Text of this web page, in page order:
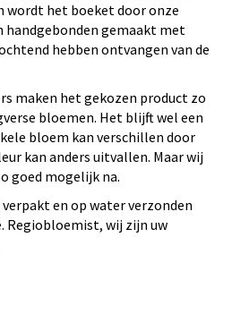
wordt het boeket door onze
gemaakt met
hebben ontvangen van de
maken het gekozen product zo
bloemen. Het blijft wel een
bloem kan verschillen door
kan anders uitvallen. Maar wij
goed mogelijk na.
en op water verzonden
Regiobloemist, wij zijn uw